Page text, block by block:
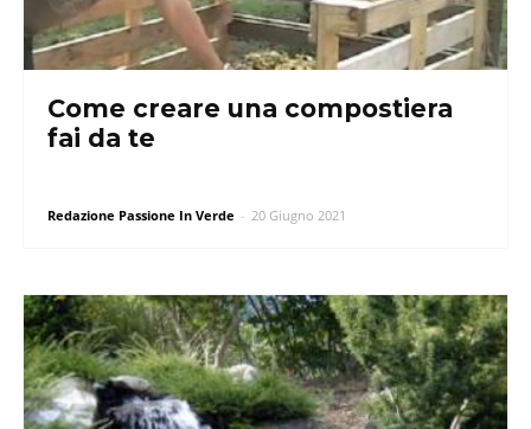
Come creare una compostiera
fai da te
Redazione Passione In Verde - 20 Giugno 2021